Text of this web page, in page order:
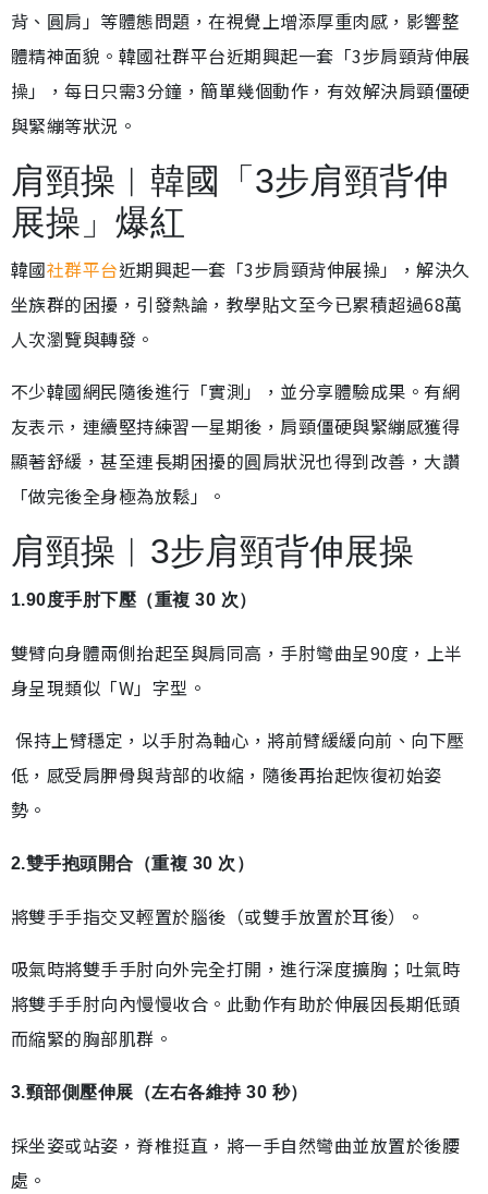
背、圓肩」等體態問題，在視覺上增添厚重肉感，影響整
體精神面貌。韓國社群平台近期興起一套「3步肩頸背伸展
操」，每日只需3分鐘，簡單幾個動作，有效解決肩頸僵硬
與緊繃等狀況。
肩頸操︱韓國「3步肩頸背伸
展操」爆紅
韓國社群平台近期興起一套「3步肩頸背伸展操」，解決久
坐族群的困擾，引發熱論，教學貼文至今已累積超過68萬
人次瀏覽與轉發。
不少韓國網民隨後進行「實測」，並分享體驗成果。有網
友表示，連續堅持練習一星期後，肩頸僵硬與緊繃感獲得
顯著舒緩，甚至連長期困擾的圓肩狀況也得到改善，大讚
「做完後全身極為放鬆」。
肩頸操︱3步肩頸背伸展操
1.90度手肘下壓（重複 30 次）
雙臂向身體兩側抬起至與肩同高，手肘彎曲呈90度，上半
身呈現類似「W」字型。
保持上臂穩定，以手肘為軸心，將前臂緩緩向前、向下壓
低，感受肩胛骨與背部的收縮，隨後再抬起恢復初始姿
勢。
2.雙手抱頭開合（重複 30 次）
將雙手手指交叉輕置於腦後（或雙手放置於耳後）。
吸氣時將雙手手肘向外完全打開，進行深度擴胸；吐氣時
將雙手手肘向內慢慢收合。此動作有助於伸展因長期低頭
而縮緊的胸部肌群。
3.頸部側壓伸展（左右各維持 30 秒）
採坐姿或站姿，脊椎挺直，將一手自然彎曲並放置於後腰
處。